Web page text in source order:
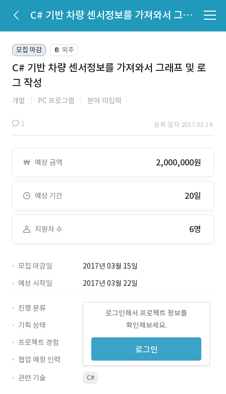
C# 기반 차량 센서정보를 가져와서 그래프 및 로그 작성
모집 마감 📔 외주
C# 기반 차량 센서정보를 가져와서 그래프 및 로
그 작성
개발 PC 프로그램 분야 미입력
1 등록 일자 2017.03.14.
예상 금액 2,000,000원
예상 기간 20일
지원자 수 6명
모집 마감일
2017년 03월 15일
예상 시작일
2017년 03월 22일
로그인해서 프로젝트 정보를
확인해보세요.
로그인
진행 분류
기획 상태
프로젝트 경험
협업 예정 인력
관련 기술
C#